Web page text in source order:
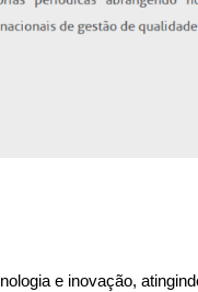
e inovação,